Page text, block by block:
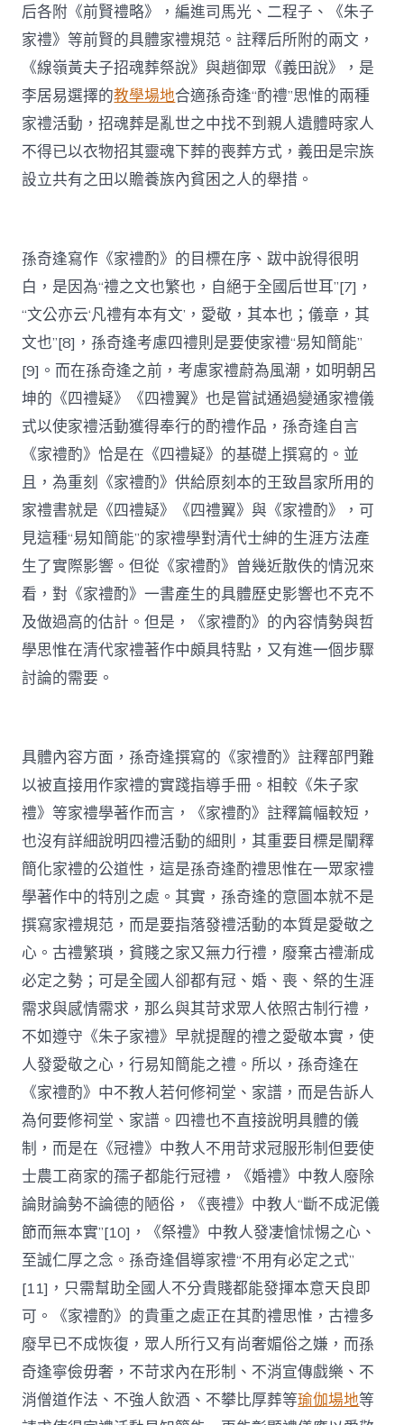
后各附《前賢禮略》，編進司馬光、二程子、《朱子
家禮》等前賢的具體家禮規范。註釋后所附的兩文，
《線嶺黃夫子招魂葬祭說》與趙御眾《義田說》，是
李居易選擇的教學場地合適孫奇逢“酌禮”思惟的兩種
家禮活動，招魂葬是亂世之中找不到親人遺體時家人
不得已以衣物招其靈魂下葬的喪葬方式，義田是宗族
設立共有之田以贍養族內貧困之人的舉措。
孫奇逢寫作《家禮酌》的目標在序、跋中說得很明
白，是因為“禮之文也繁也，自絕于全國后世耳”[7]，
“文公亦云‘凡禮有本有文’，愛敬，其本也；儀章，其
文也”[8]，孫奇逢考慮四禮則是要使家禮“易知簡能”
[9]。而在孫奇逢之前，考慮家禮蔚為風潮，如明朝呂
坤的《四禮疑》《四禮翼》也是嘗試通過變通家禮儀
式以使家禮活動獲得奉行的酌禮作品，孫奇逢自言
《家禮酌》恰是在《四禮疑》的基礎上撰寫的。並
且，為重刻《家禮酌》供給原刻本的王致昌家所用的
家禮書就是《四禮疑》《四禮翼》與《家禮酌》，可
見這種“易知簡能”的家禮學對清代士紳的生涯方法產
生了實際影響。但從《家禮酌》曾幾近散佚的情況來
看，對《家禮酌》一書產生的具體歷史影響也不克不
及做過高的估計。但是，《家禮酌》的內容情勢與哲
學思惟在清代家禮著作中頗具特點，又有進一個步驟
討論的需要。
具體內容方面，孫奇逢撰寫的《家禮酌》註釋部門難
以被直接用作家禮的實踐指導手冊。相較《朱子家
禮》等家禮學著作而言，《家禮酌》註釋篇幅較短，
也沒有詳細說明四禮活動的細則，其重要目標是闡釋
簡化家禮的公道性，這是孫奇逢酌禮思惟在一眾家禮
學著作中的特別之處。其實，孫奇逢的意圖本就不是
撰寫家禮規范，而是要指落發禮活動的本質是愛敬之
心。古禮繁瑣，貧賤之家又無力行禮，廢棄古禮漸成
必定之勢；可是全國人卻都有冠、婚、喪、祭的生涯
需求與感情需求，那么與其苛求眾人依照古制行禮，
不如遵守《朱子家禮》早就提醒的禮之愛敬本實，使
人發愛敬之心，行易知簡能之禮。所以，孫奇逢在
《家禮酌》中不教人若何修祠堂、家譜，而是告訴人
為何要修祠堂、家譜。四禮也不直接說明具體的儀
制，而是在《冠禮》中教人不用苛求冠服形制但要使
士農工商家的孺子都能行冠禮，《婚禮》中教人廢除
論財論勢不論德的陋俗，《喪禮》中教人“斷不成泥儀
節而無本實”[10]，《祭禮》中教人發凄愴怵惕之心、
至誠仁厚之念。孫奇逢倡導家禮“不用有必定之式”
[11]，只需幫助全國人不分貴賤都能發揮本意天良即
可。《家禮酌》的貴重之處正在其酌禮思惟，古禮多
廢早已不成恢復，眾人所行又有尚奢媚俗之嫌，而孫
奇逢寧儉毋奢，不苛求內在形制、不消宣傳戲樂、不
消僧道作法、不強人飲酒、不攀比厚葬等瑜伽場地等